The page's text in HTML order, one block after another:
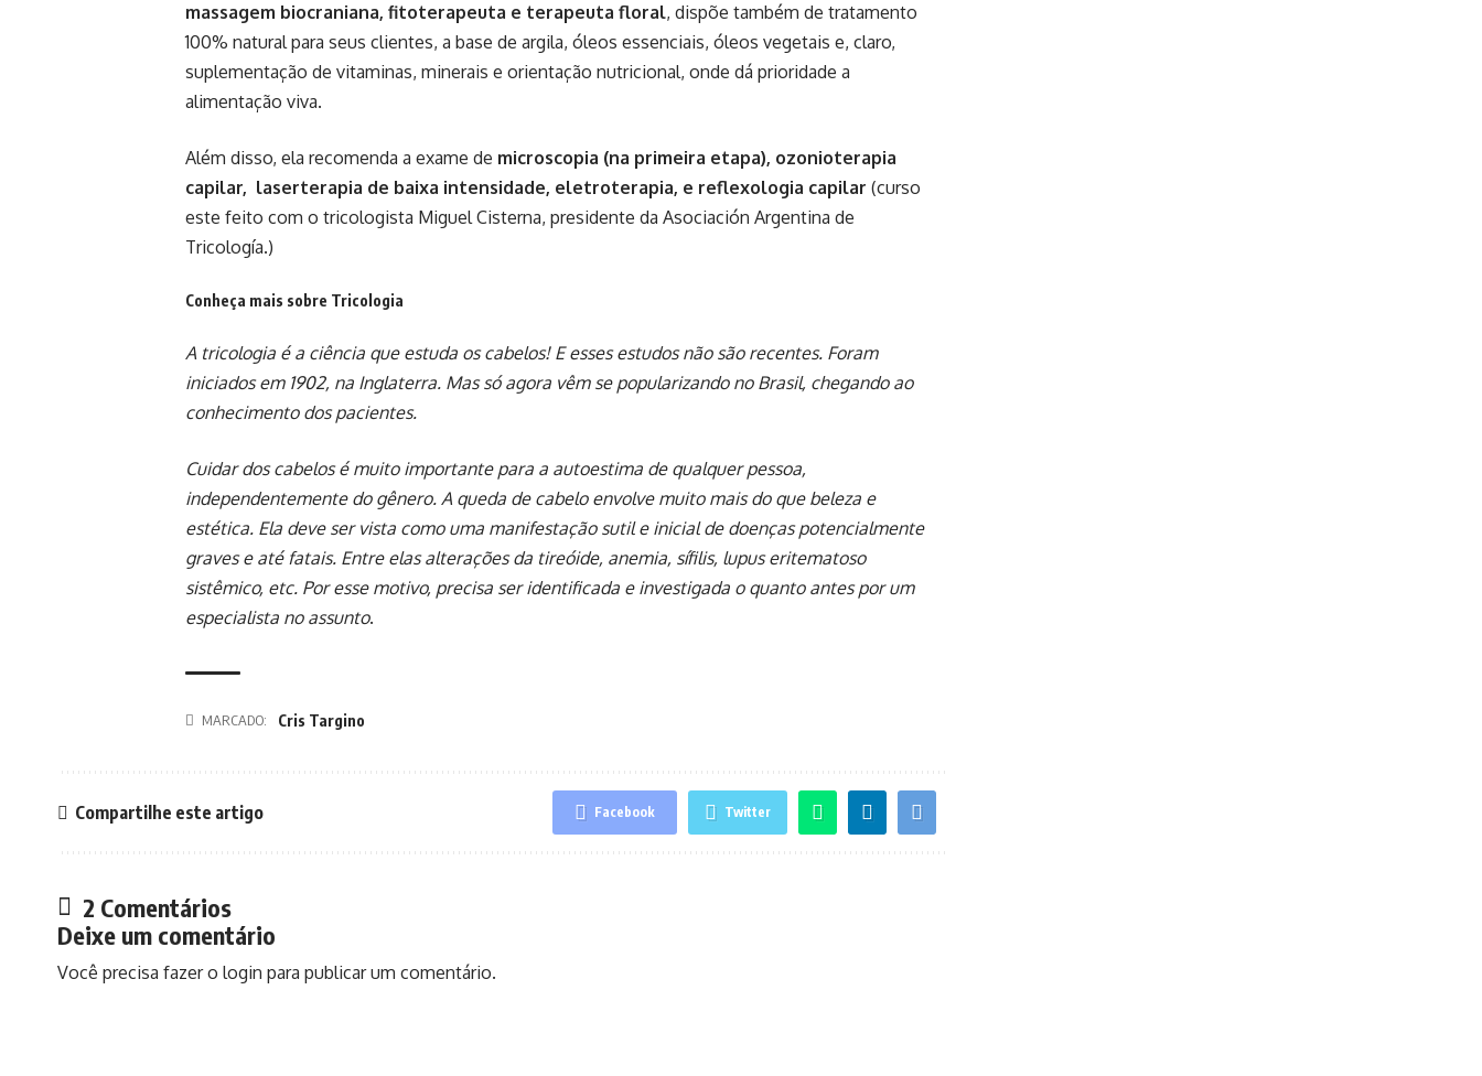
massagem biocraniana, fitoterapeuta e terapeuta floral, dispõe também de tratamento
100% natural para seus clientes, a base de argila, óleos essenciais, óleos vegetais e, claro,
suplementação de vitaminas, minerais e orientação nutricional, onde dá prioridade a
alimentação viva.
Além disso, ela recomenda a exame de microscopia (na primeira etapa), ozonioterapia
capilar, laserterapia de baixa intensidade, eletroterapia, e reflexologia capilar (curso
este feito com o tricologista Miguel Cisterna, presidente da Asociación Argentina de
Tricología.)
Conheça mais sobre Tricologia
A tricologia é a ciência que estuda os cabelos! E esses estudos não são recentes. Foram
iniciados em 1902, na Inglaterra. Mas só agora vêm se popularizando no Brasil, chegando ao
conhecimento dos pacientes.
Cuidar dos cabelos é muito importante para a autoestima de qualquer pessoa,
independentemente do gênero. A queda de cabelo envolve muito mais do que beleza e
estética. Ela deve ser vista como uma manifestação sutil e inicial de doenças potencialmente
graves e até fatais. Entre elas alterações da tireóide, anemia, sífilis, lupus eritematoso
sistêmico, etc. Por esse motivo, precisa ser identificada e investigada o quanto antes por um
especialista no assunto.
MARCADO: Cris Targino
Compartilhe este artigo Facebook Twitter
2 Comentários
Deixe um comentário
Você precisa fazer o login para publicar um comentário.